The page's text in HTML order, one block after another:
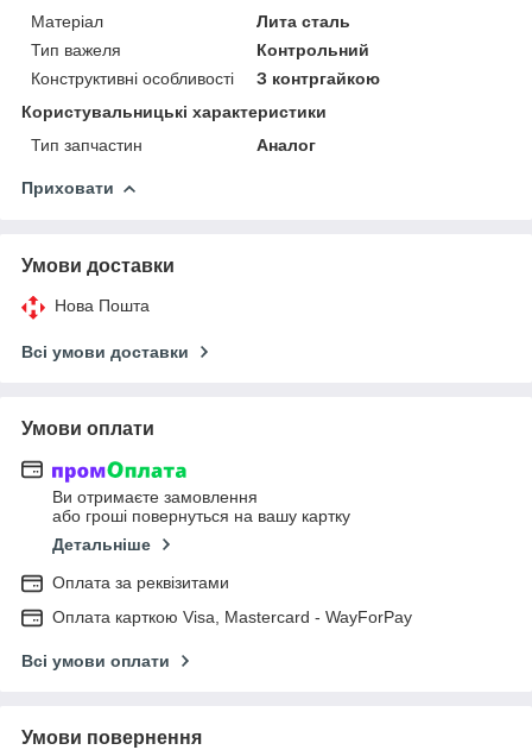
Матеріал
Лита сталь
Тип важеля
Контрольний
Конструктивні особливості
З контргайкою
Користувальницькі характеристики
Тип запчастин
Аналог
Приховати
Умови доставки
Нова Пошта
Всі умови доставки
Умови оплати
Ви отримаєте замовлення
або гроші повернуться на вашу картку
Детальніше
Оплата за реквізитами
Оплата карткою Visa, Mastercard - WayForPay
Всі умови оплати
Умови повернення